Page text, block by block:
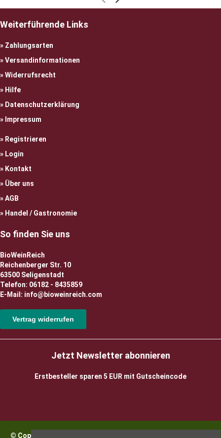
Weiterführende Links
Zahlungsarten
Versandinformationen
Widerrufsrecht
Hilfe
Datenschutzerklärung
Impressum
Registrieren
Login
Kontakt
Über uns
AGB
Handel / Gastronomie
So finden Sie uns
BioWeinReich
Reichenberger Str. 10
63500 Seligenstadt
Telefon: 06182 - 8435859
E-Mail: info@bioweinreich.com
Vertrag widerrufen
Jetzt Newsletter abonnieren
Erstbesteller sparen 5 EUR mit Gutscheincode
© Copyright 2026 BioWeinReich. Alle Rechte vorbehalten |